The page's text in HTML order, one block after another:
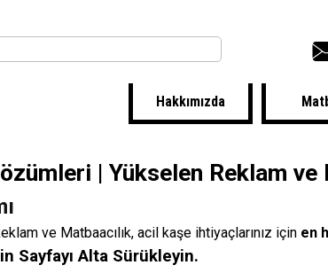
Hakkımızda
| Yükselen Reklam ve
ve Matbaacılık, acil kaşe ihtiyaçlarınız için en
Sayfayı Alta Sürükleyin.